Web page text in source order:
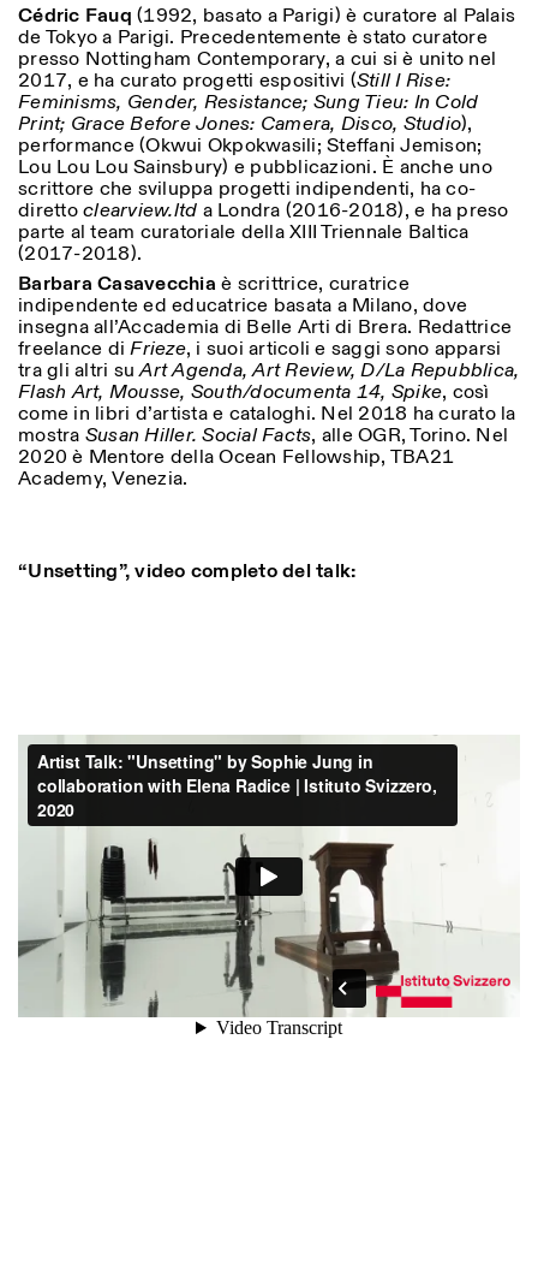
Cédric Fauq (1992, basato a Parigi) è curatore al Palais
de Tokyo a Parigi. Precedentemente è stato curatore
presso Nottingham Contemporary, a cui si è unito nel
2017, e ha curato progetti espositivi (Still I Rise:
Feminisms, Gender, Resistance; Sung Tieu: In Cold
Print; Grace Before Jones: Camera, Disco, Studio),
performance (Okwui Okpokwasili; Steffani Jemison;
Lou Lou Lou Sainsbury) e pubblicazioni. È anche uno
scrittore che sviluppa progetti indipendenti, ha co-
direttoclearview.ltd a Londra (2016-2018), e ha preso
parte al team curatoriale della XIII Triennale Baltica
(2017-2018).
Barbara Casavecchia è scrittrice, curatrice
indipendente ed educatrice basata a Milano, dove
insegna all’Accademia di Belle Arti di Brera. Redattrice
freelance diFrieze, i suoi articoli e saggi sono apparsi
tra gli altri suArt Agenda, Art Review, D/La Repubblica,
Flash Art, Mousse, South/documenta 14, Spike, così
come in libri d’artista e cataloghi. Nel 2018 ha curato la
mostra Susan Hiller. Social Facts, alle OGR, Torino. Nel
2020 è Mentore della Ocean Fellowship, TBA21
Academy, Venezia.
“Unsetting”, video completo del talk: